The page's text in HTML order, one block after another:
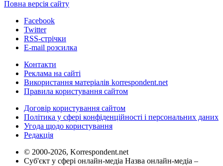
Повна версія сайту
Facebook
Twitter
RSS-стрічки
E-mail розсилка
Контакти
Реклама на сайті
Використання матеріалів korrespondent.net
Правила користування сайтом
Договір користування сайтом
Політика у сфері конфіденційності і персональних даних
Угода щодо користування
Редакція
© 2000-2026, Korrespondent.net
Суб'єкт у сфері онлайн-медіа Назва онлайн-медіа –